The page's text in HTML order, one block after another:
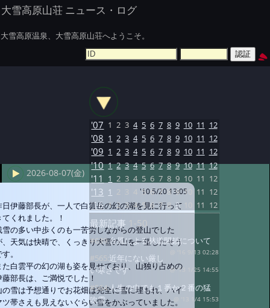
大雪高原山荘 ニュース・ログ
大雪高原温泉、大雪高原山荘へようこそ。
2026-08-07(金)
'10 5/20 13:05
日伊藤部長が、一人で白雲岳の幻の湖を見に行って
てくれました。！
雪の多い中歩くのも一苦労しながらの登山でした
、天気は快晴で、くっきり大雪の山を一望したそう
。
た白雲平の幻の湖も姿を見せており、山独り占めの
藤部長は、ご満悦でした！
の雪は予想通りでお花畑は完全に雪に埋もれ、ハイ
ツ帯さえも見えないぐらい雪をかぶっていました。
'07 1 2 3 4 5 6 7 8 9 10 11 12
'08 1 2 3 4 5 6 7 8 9 10 11 12
'09 1 2 3 4 5 6 7 8 9 10 11 12
'10 1 2 3 4 5 6 7 8 9 10 11 12
'11 1 2 3 4 5 6 7 8 9 10 11 12
'13 1 2 3 4 5 6 7 8 9 10 11 12
'16 1 2 3 4 5 6 7 8 9 11 12
最新記事 1-50
#639:台風による林道閉鎖について
@ '16 9/13 02:28
#565:近年にない厳し
い寒さです
@ '13 1/25 14:55
#564:人生の中でも１番か２番の猛
吹雪
@ '13 1/4 15:53